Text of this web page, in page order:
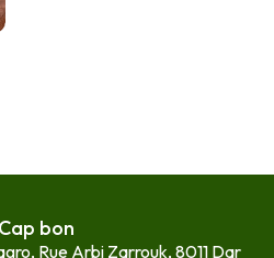
bon
Rue Arbi Zarrouk, 8011 Dar